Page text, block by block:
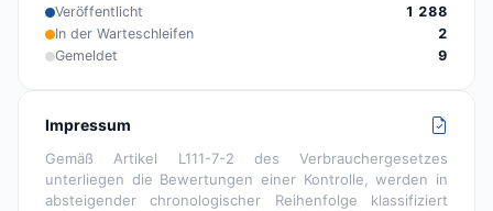
Veröffentlicht
1 288
In der Warteschleifen
2
Gemeldet
9
Impressum
Gemäß Artikel L111-7-2 des Verbrauchergesetzes
unterliegen die Bewertungen einer Kontrolle, werden in
absteigender chronologischer Reihenfolge klassifiziert